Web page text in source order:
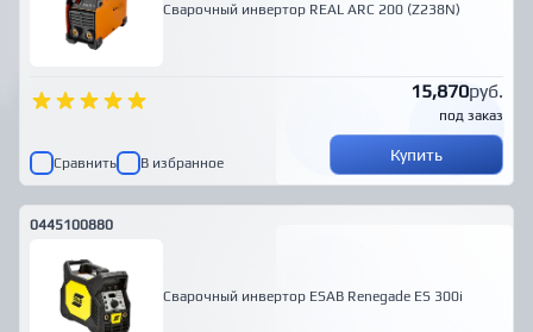
Сварочный инвертор REAL ARC 200 (Z238N)
15,870руб.
под заказ
Сравнить В избранное Купить
0445100880
Сварочный инвертор ESAB Renegade ES 300i